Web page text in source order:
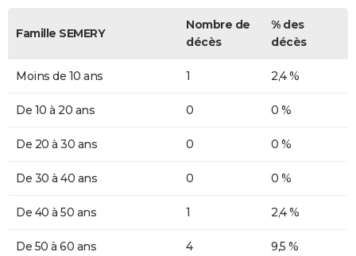
Famille SEMERY
Nombre de
décès
% des
décès
Moins de 10 ans 1 2,4 %
De 10 à 20 ans 0 0 %
De 20 à 30 ans 0 0 %
De 30 à 40 ans 0 0 %
De 40 à 50 ans 1 2,4 %
De 50 à 60 ans 4 9,5 %